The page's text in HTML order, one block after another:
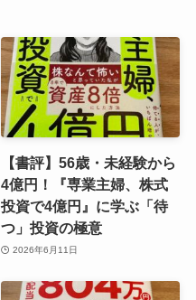
【書評】56歳・未経験から
4億円！『専業主婦、株式
投資で4億円』に学ぶ「待
つ」投資の極意
2026年6月11日